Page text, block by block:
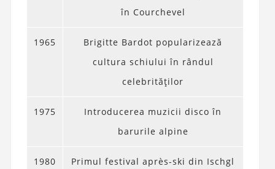
în Courchevel
1965
Brigitte Bardot popularizează
cultura schiului în rândul
celebrităților
1975
Introducerea muzicii disco în
barurile alpine
1980 Primul festival après-ski din Ischgl